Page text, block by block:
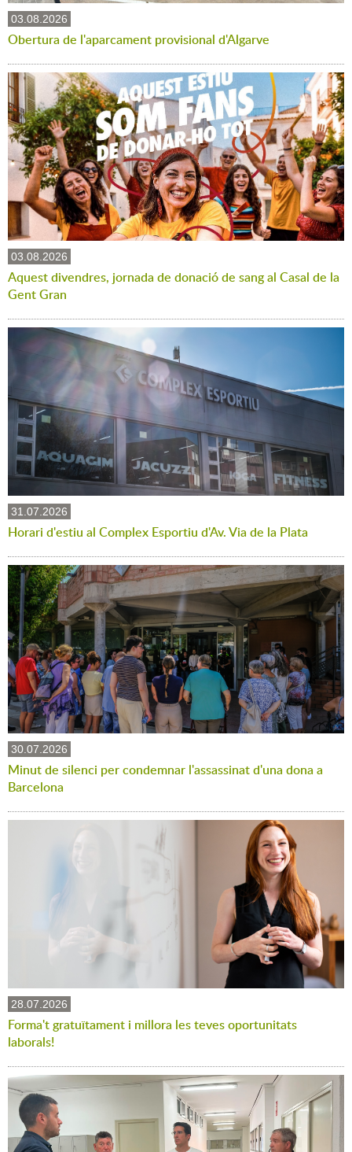
03.08.2026
Obertura de l'aparcament provisional d'Algarve
03.08.2026
Aquest divendres, jornada de donació de sang al Casal de la
Gent Gran
31.07.2026
Horari d'estiu al Complex Esportiu d'Av. Via de la Plata
30.07.2026
Minut de silenci per condemnar l'assassinat d'una dona a
Barcelona
28.07.2026
Forma't gratuïtament i millora les teves oportunitats
laborals!